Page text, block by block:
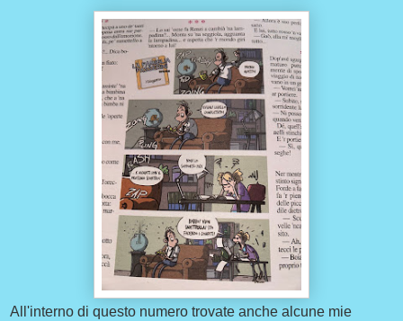
All'interno di questo numero trovate anche alcune mie